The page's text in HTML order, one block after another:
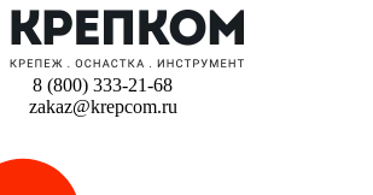
8 (800) 333-21-68
zakaz@krepcom.ru